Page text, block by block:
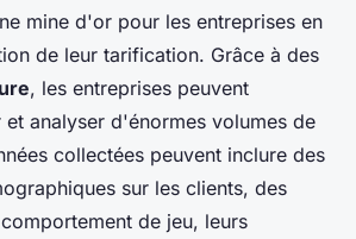
mine d'or pour les entreprises en
de leur tarification. Grâce à des
, les entreprises peuvent
analyser d'énormes volumes de
collectées peuvent inclure des
sur les clients, des
de jeu, leurs